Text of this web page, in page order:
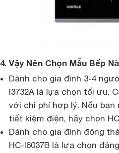
4. Vậy Nên Chọn Mẫu Bếp
Dành cho gia đình 3-4
I3732A là lựa chọn tối ưu.
với chi phí hợp lý. Nếu
tiết kiệm điện, hãy chọn
Dành cho gia đình đông
HC-I6037B là lựa chọn